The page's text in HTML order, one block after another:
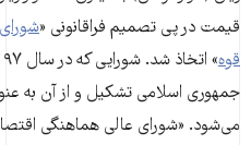
قیمت در پی تصمیم فراقانونی «
قوه
جمهوری اسلامی تشکیل و از آن به
می‌شود. «شورای عالی هماهنگی